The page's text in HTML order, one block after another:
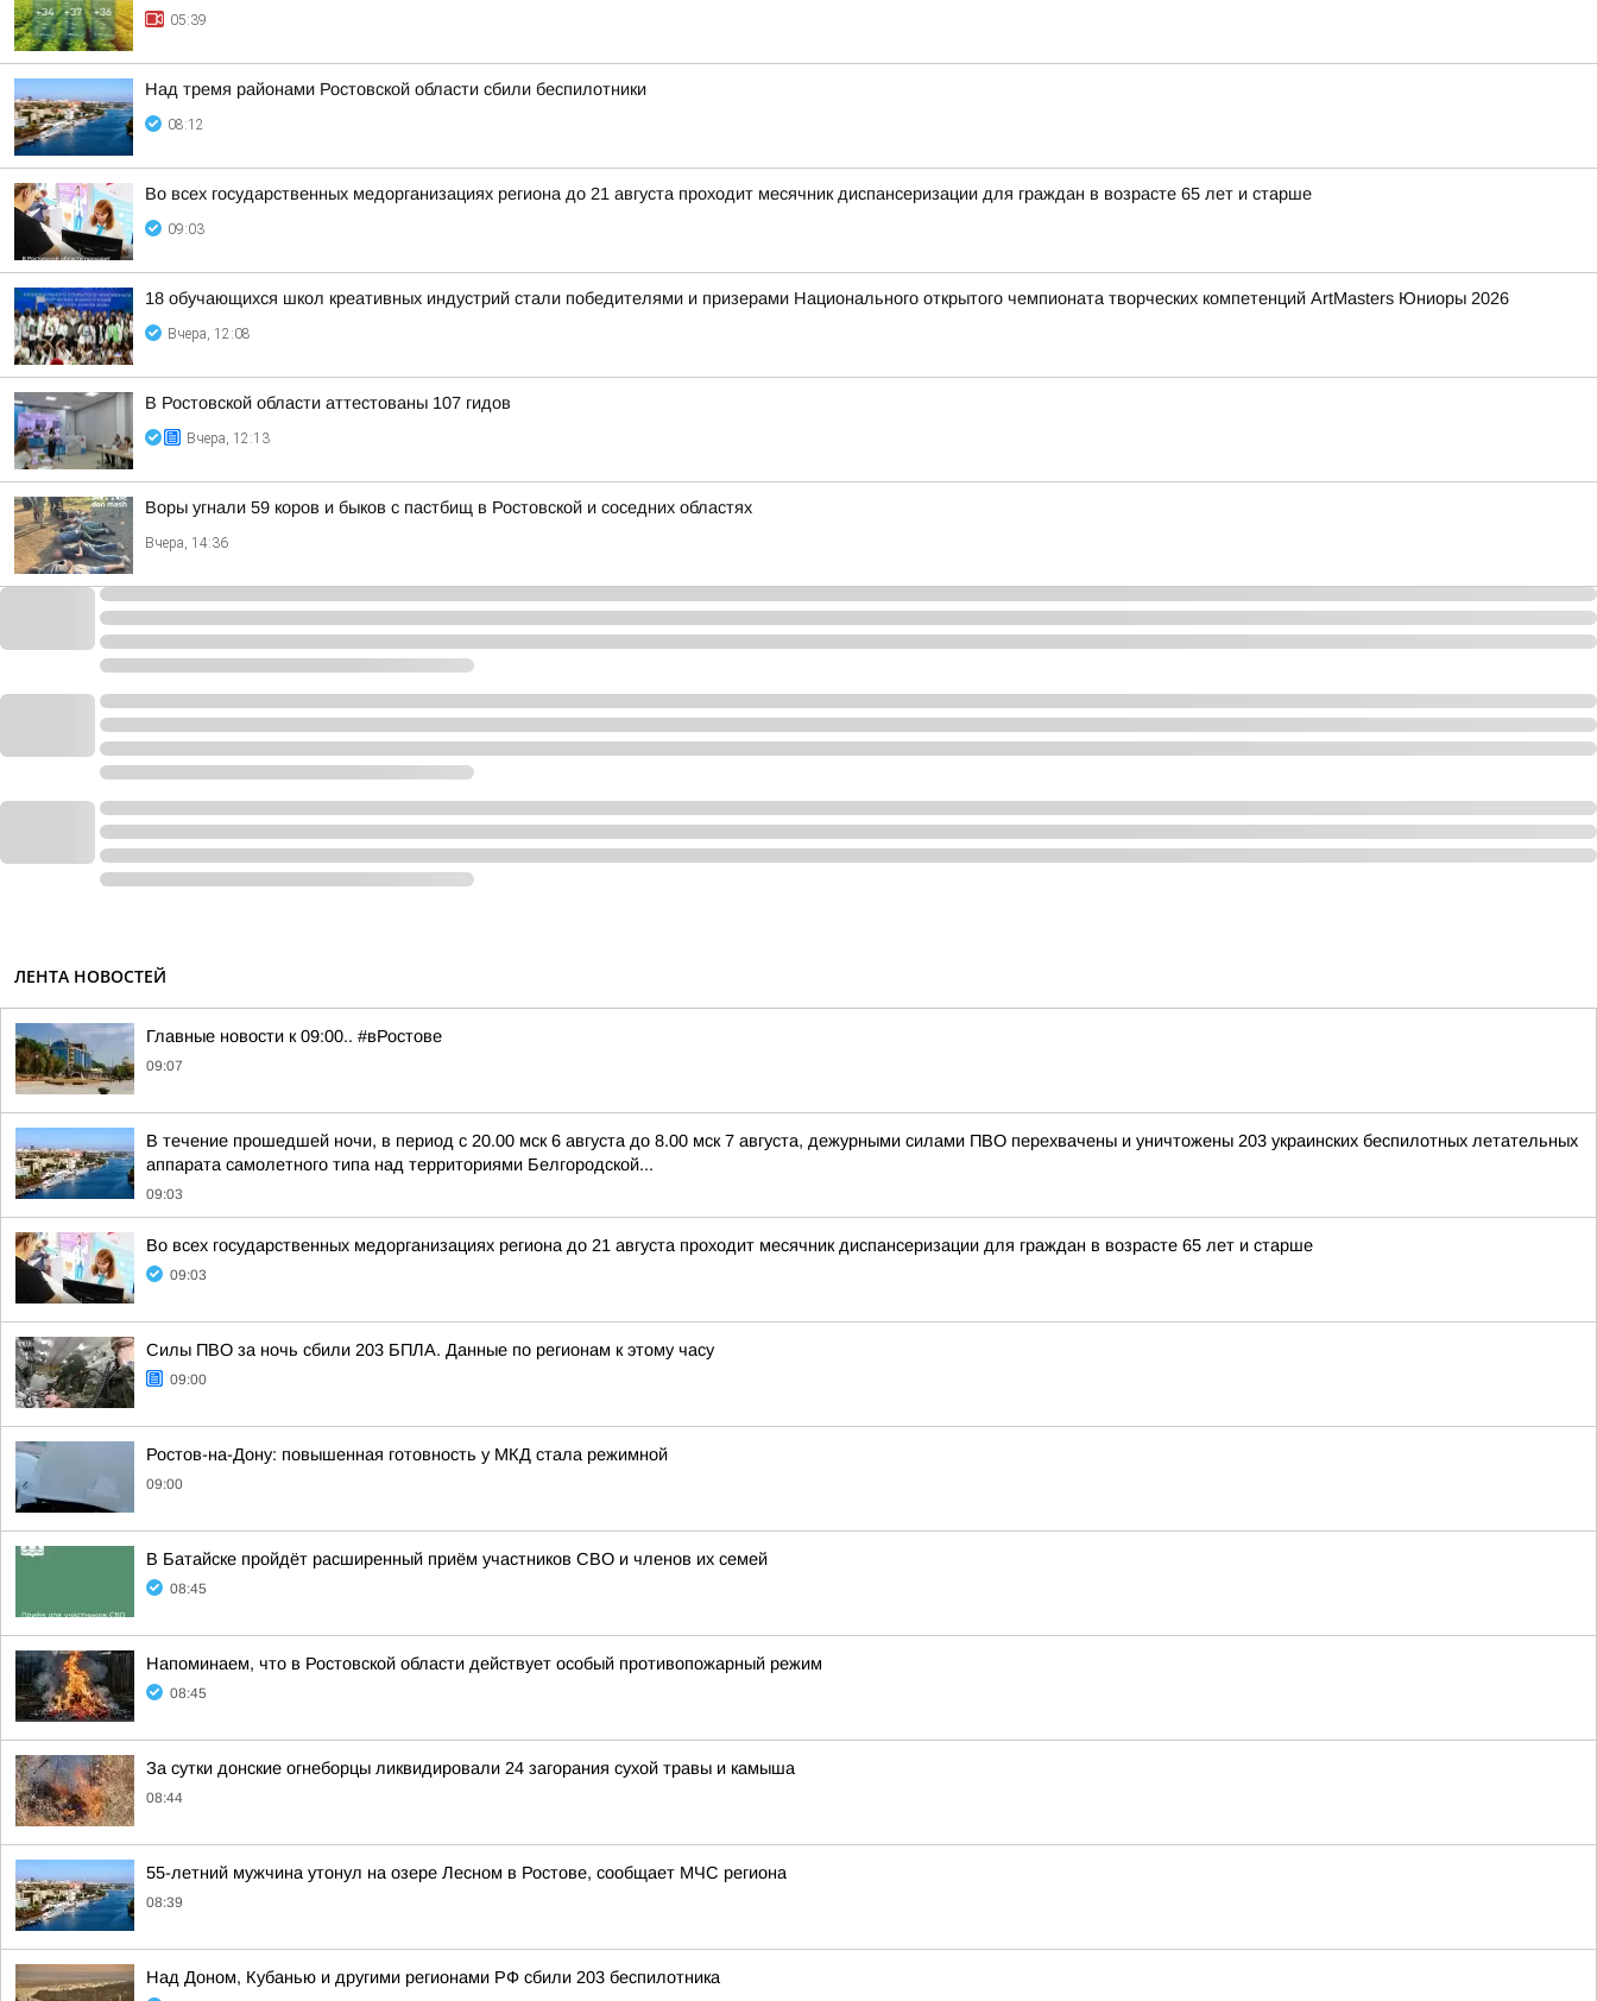
05:39
Над тремя районами Ростовской области сбили беспилотники
08:12
Во всех государственных медорганизациях региона до 21 августа проходит месячник диспансеризации для граждан в возрасте 65 лет и старше
09:03
18 обучающихся школ креативных индустрий стали победителями и призерами Национального открытого чемпионата творческих компетенций ArtMasters Юниоры 2026
Вчера, 12:08
В Ростовской области аттестованы 107 гидов
Вчера, 12:13
Воры угнали 59 коров и быков с пастбищ в Ростовской и соседних областях
Вчера, 14:36
ЛЕНТА НОВОСТЕЙ
Главные новости к 09:00.. #вРостове
09:07
В течение прошедшей ночи, в период с 20.00 мск 6 августа до 8.00 мск 7 августа, дежурными силами ПВО перехвачены и уничтожены 203 украинских беспилотных летательных
аппарата самолетного типа над территориями Белгородской...
09:03
Во всех государственных медорганизациях региона до 21 августа проходит месячник диспансеризации для граждан в возрасте 65 лет и старше
09:03
Силы ПВО за ночь сбили 203 БПЛА. Данные по регионам к этому часу
09:00
Ростов-на-Дону: повышенная готовность у МКД стала режимной
09:00
В Батайске пройдёт расширенный приём участников СВО и членов их семей
08:45
Напоминаем, что в Ростовской области действует особый противопожарный режим
08:45
За сутки донские огнеборцы ликвидировали 24 загорания сухой травы и камыша
08:44
55-летний мужчина утонул на озере Лесном в Ростове, сообщает МЧС региона
08:39
Над Доном, Кубанью и другими регионами РФ сбили 203 беспилотника